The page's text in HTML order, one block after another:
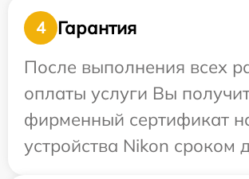
4
Гарантия
После выполнения всех
оплаты услуги Вы
фирменный сертификат
устройства Nikon сроком